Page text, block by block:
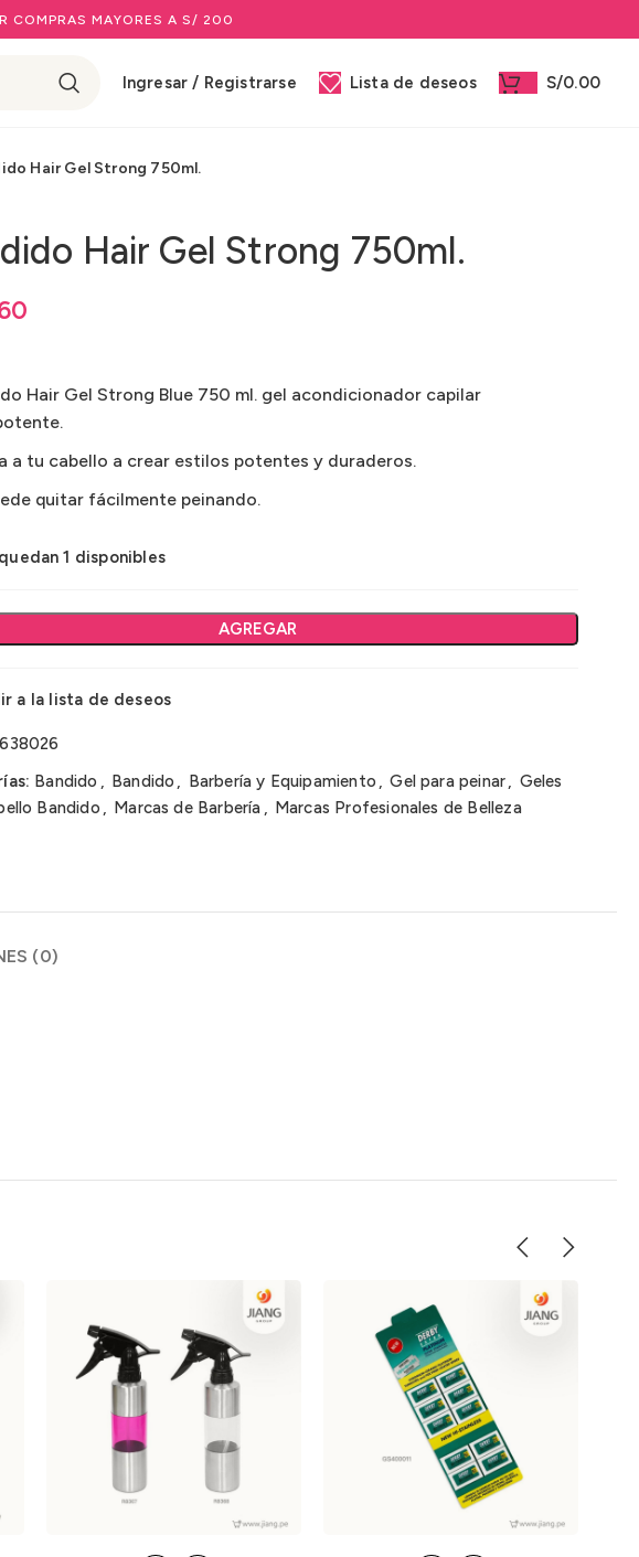
COMPRAS MAYORES A S/ 200
Ingresar / Registrarse Lista de deseos S/0.00
Hair Gel Strong 750ml.
Hair Gel Strong 750ml.
Hair Gel Strong Blue 750 ml. gel acondicionador capilar
a tu cabello a crear estilos potentes y duraderos.
quitar fácilmente peinando.
1 disponibles
AGREGAR
a la lista de deseos
Bandido , Bandido , Barbería y Equipamiento , Gel para peinar, Geles
Bandido , Marcas de Barbería , Marcas Profesionales de Belleza
(0)